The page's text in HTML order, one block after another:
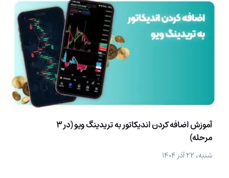
آموزش اضافه کردن اندیکاتور به تریدینگ ویو (در 3
مرحله)
شنبه، ۲۲ آذر ۱۴۰۴